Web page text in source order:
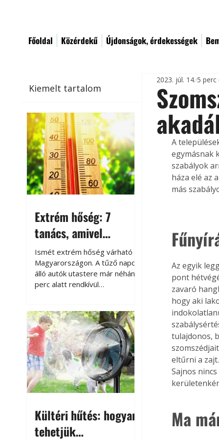
Főoldal Közérdekű Újdonságok, érdekességek
Kiemelt tartalom
Extrém hőség: 7
tanács, amivel
megóvhatjuk
autónkat a nyári
károktól
Ismét extrém hőség várható
Magyarországon. A tűző napon
álló autók utastere már néhány
perc alatt rendkívül
megközelítheti. Ez nemcsak a
beszállást teszi kellemetlenné,
hanem az autó állapotára és a
benne hagyott tárgyakra is
káros hatással lehet. Néhány
egyszerű óvintézkedéssel
azonban jelentősen
csökkenthetjük a hőség káros
Kültéri hűtés: hogyan
tehetjük
2023. júl. 14. 5 perc
A
egymásnak
szabályok
háza elé az
más
Az egyik
pont
zavaró
hogy aki
tulajdonos,
eltűrni a
Sajnos
Ma